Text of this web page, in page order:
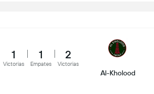
1
Victorias
1
Empates
2
Victorias
Al-Kholood